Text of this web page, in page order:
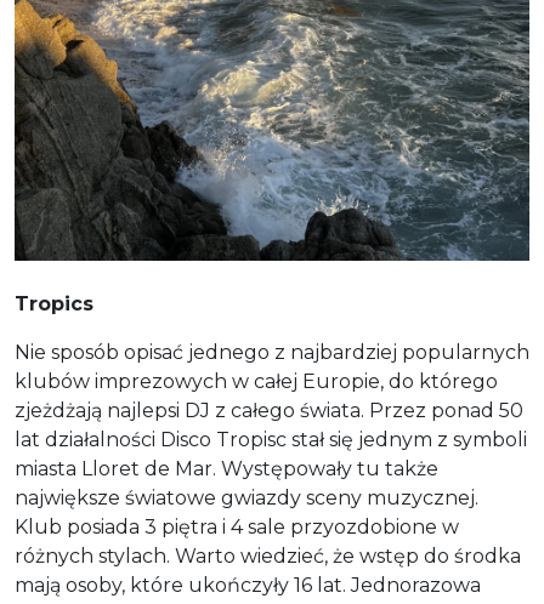
Tropics
Nie sposób opisać jednego z najbardziej popularnych
klubów imprezowych w całej Europie, do którego
zjeżdżają najlepsi DJ z całego świata. Przez ponad 50
lat działalności Disco Tropisc stał się jednym z symboli
miasta Lloret de Mar. Występowały tu także
największe światowe gwiazdy sceny muzycznej.
Klub posiada 3 piętra i 4 sale przyozdobione w
różnych stylach. Warto wiedzieć, że wstęp do środka
mają osoby, które ukończyły 16 lat. Jednorazowa